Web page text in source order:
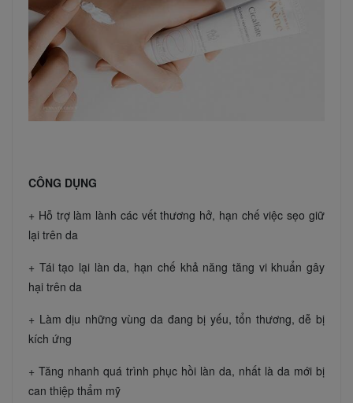
CÔNG DỤNG
+ Hỗ trợ làm lành các vết thương hở, hạn chế việc sẹo giữ
lại trên da
+ Tái tạo lại làn da, hạn chế khả năng tăng vi khuẩn gây
hại trên da
+ Làm dịu những vùng da đang bị yếu, tổn thương, dễ bị
kích ứng
+ Tăng nhanh quá trình phục hồi làn da, nhất là da mới bị
can thiệp thẩm mỹ